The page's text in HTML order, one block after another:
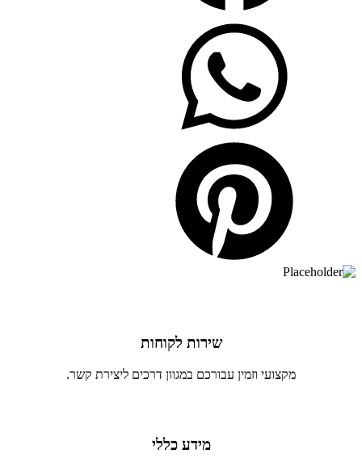
שירות לקוחות
מקצועי וזמין עבורכם במגוון דרכים ליצירת קשר.
מידע כללי